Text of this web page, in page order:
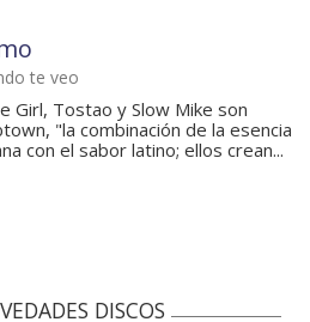
te veo
Girl, Tostao y Slow Mike son
"la combinación de la esencia
con el sabor latino; ellos crean...
DISCOS